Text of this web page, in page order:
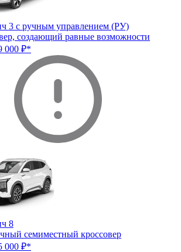
3 с ручным управлением (РУ)
создающий равные возможности
000 ₽*
8
семиместный кроссовер
000 ₽*